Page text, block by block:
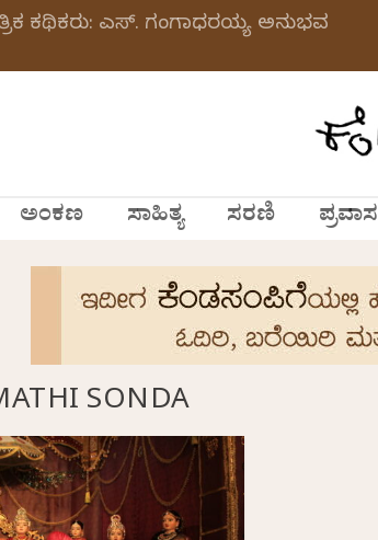
ಕಥಿಕರು: ಎಸ್. ಗಂಗಾಧರಯ್ಯ ಅನುಭವ
ಅಂಕಣ ಸಾಹಿತ್ಯ ಸರಣಿ ಪ್ರವಾಸ
SONDA